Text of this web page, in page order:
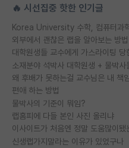
🔥 시선집중 핫한 인기글
외부에서 괜찮은 랩을 알아보는 방
소재분야 석박사 대학원생 + 물박사
편애 하는 방법
물박사의 기준이 뭐임?
랩홈피에 다들 본인 사진 올리냐
이사이트가 처음엔 정말 도움많이됐
신생랩가지말라는 이유가 있었구나